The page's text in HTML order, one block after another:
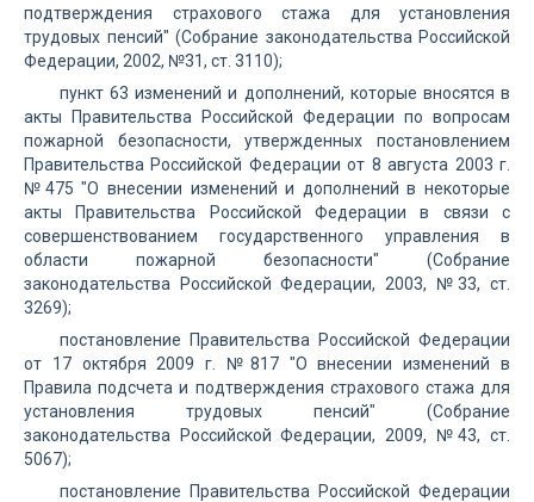
подтверждения страхового стажа для установления
трудовых пенсий" (Собрание законодательства Российской
Федерации, 2002, №31, ст. 3110);
пункт 63 изменений и дополнений, которые вносятся в
акты Правительства Российской Федерации по вопросам
пожарной безопасности, утвержденных постановлением
Правительства Российской Федерации от 8 августа 2003 г.
№475 "О внесении изменений и дополнений в некоторые
акты Правительства Российской Федерации в связи с
совершенствованием государственного управления в
области пожарной безопасности" (Собрание
законодательства Российской Федерации, 2003, №33, ст.
3269);
постановление Правительства Российской Федерации
от 17 октября 2009 г. №817 "О внесении изменений в
Правила подсчета и подтверждения страхового стажа для
установления трудовых пенсий" (Собрание
законодательства Российской Федерации, 2009, №43, ст.
5067);
постановление Правительства Российской Федерации